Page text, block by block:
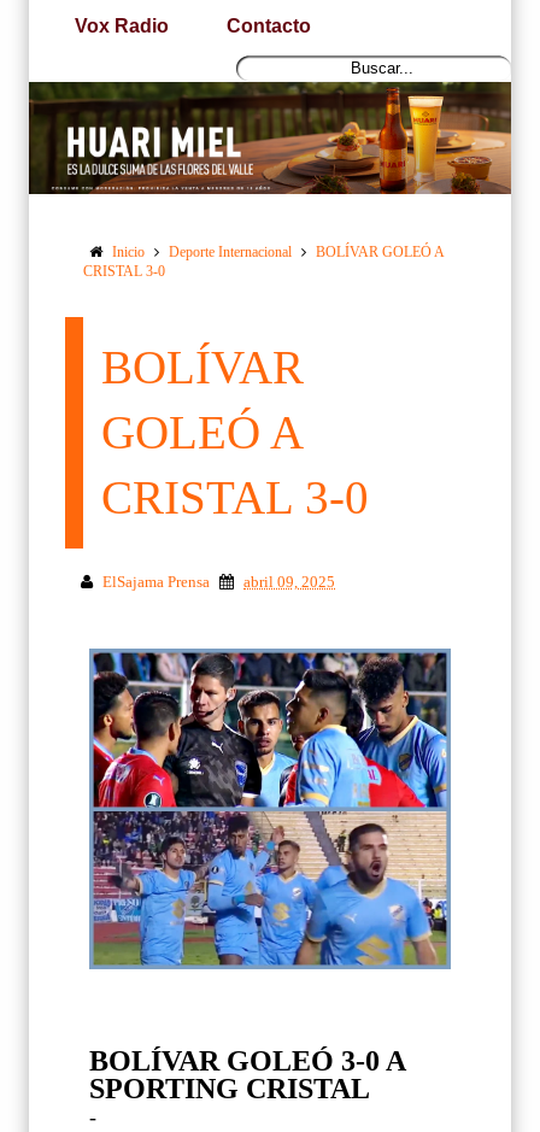
Vox Radio Contacto
Inicio Deporte Internacional
BOLÍVAR GOLEÓ A
CRISTAL 3-0
BOLÍVAR
GOLEÓ A
CRISTAL 3-0
ElSajama Prensa abril 09, 2025
BOLÍVAR GOLEÓ 3-0 A
SPORTING CRISTAL
-